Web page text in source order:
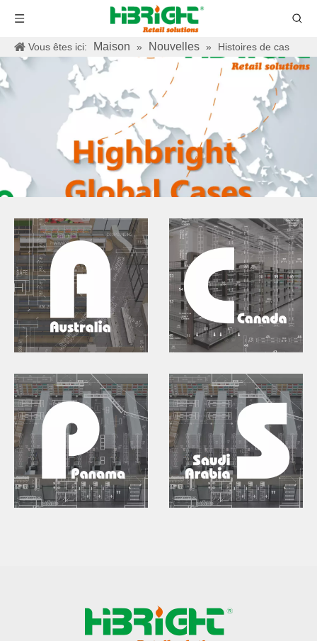
Vous êtes ici: Maison » Nouvelles » Histoires de cas